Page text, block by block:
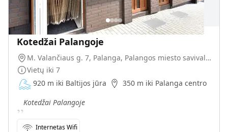
Kotedžai Palangoje
M. Valančiaus g. 7, Palanga, Palangos miesto savivaldybė, Lietuva
Vietų iki 7
920 m iki Baltijos jūra
350 m iki Palanga centro
„Kotedžai Palangoje
Internetas Wifi